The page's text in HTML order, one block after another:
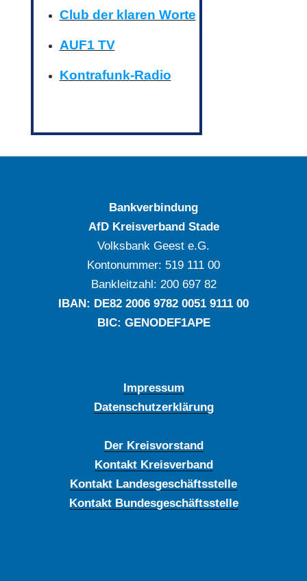
Club der klaren Worte
AUF1 TV
Kontrafunk-Radio
Bankverbindung
AfD Kreisverband Stade
Volksbank Geest e.G.
Kontonummer: ‍519 111 00
Bankleitzahl: ‍200 697 82
IBAN: DE‍82 ‍2006 ‍9782 ‍0051 ‍9111 ‍00
BIC: GENODEF1APE
Impressum
Datenschutzerklärung
Der Kreisvorstand
Kontakt Kreisverband
Kontakt Landesgeschäftsstelle
Kontakt Bundesgeschäftsstelle